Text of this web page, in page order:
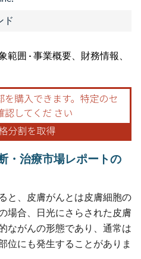
ド
囲 - 事業概要、財務情報、
・治療市場レポートの
と、皮膚がんとは皮膚細胞の
場合、日光にさらされた皮膚
ながんの形態であり、通常は
位にも発生することがありま